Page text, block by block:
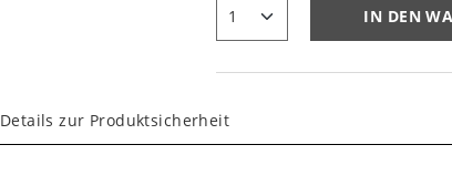
IN DEN
Details zur Produktsicherheit